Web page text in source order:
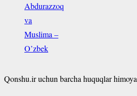
Abdurazzoq
va
Muslima –
O’zbek
Qonshu.ir uchun barcha huquqlar